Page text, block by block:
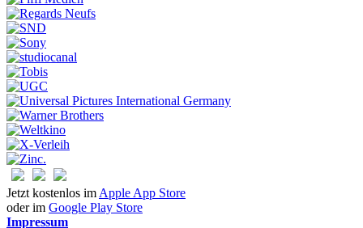
Jetzt kostenlos im Apple App Store
oder im Google Play Store
Impressum